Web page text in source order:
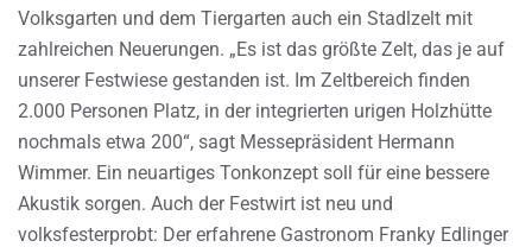
Volksgarten und dem Tiergarten auch ein Stadlzelt mit
zahlreichen Neuerungen. „Es ist das größte Zelt, das je auf
unserer Festwiese gestanden ist. Im Zeltbereich finden
2.000 Personen Platz, in der integrierten urigen Holzhütte
nochmals etwa 200“, sagt Messepräsident Hermann
Wimmer. Ein neuartiges Tonkonzept soll für eine bessere
Akustik sorgen. Auch der Festwirt ist neu und
volksfesterprobt: Der erfahrene Gastronom Franky Edlinger